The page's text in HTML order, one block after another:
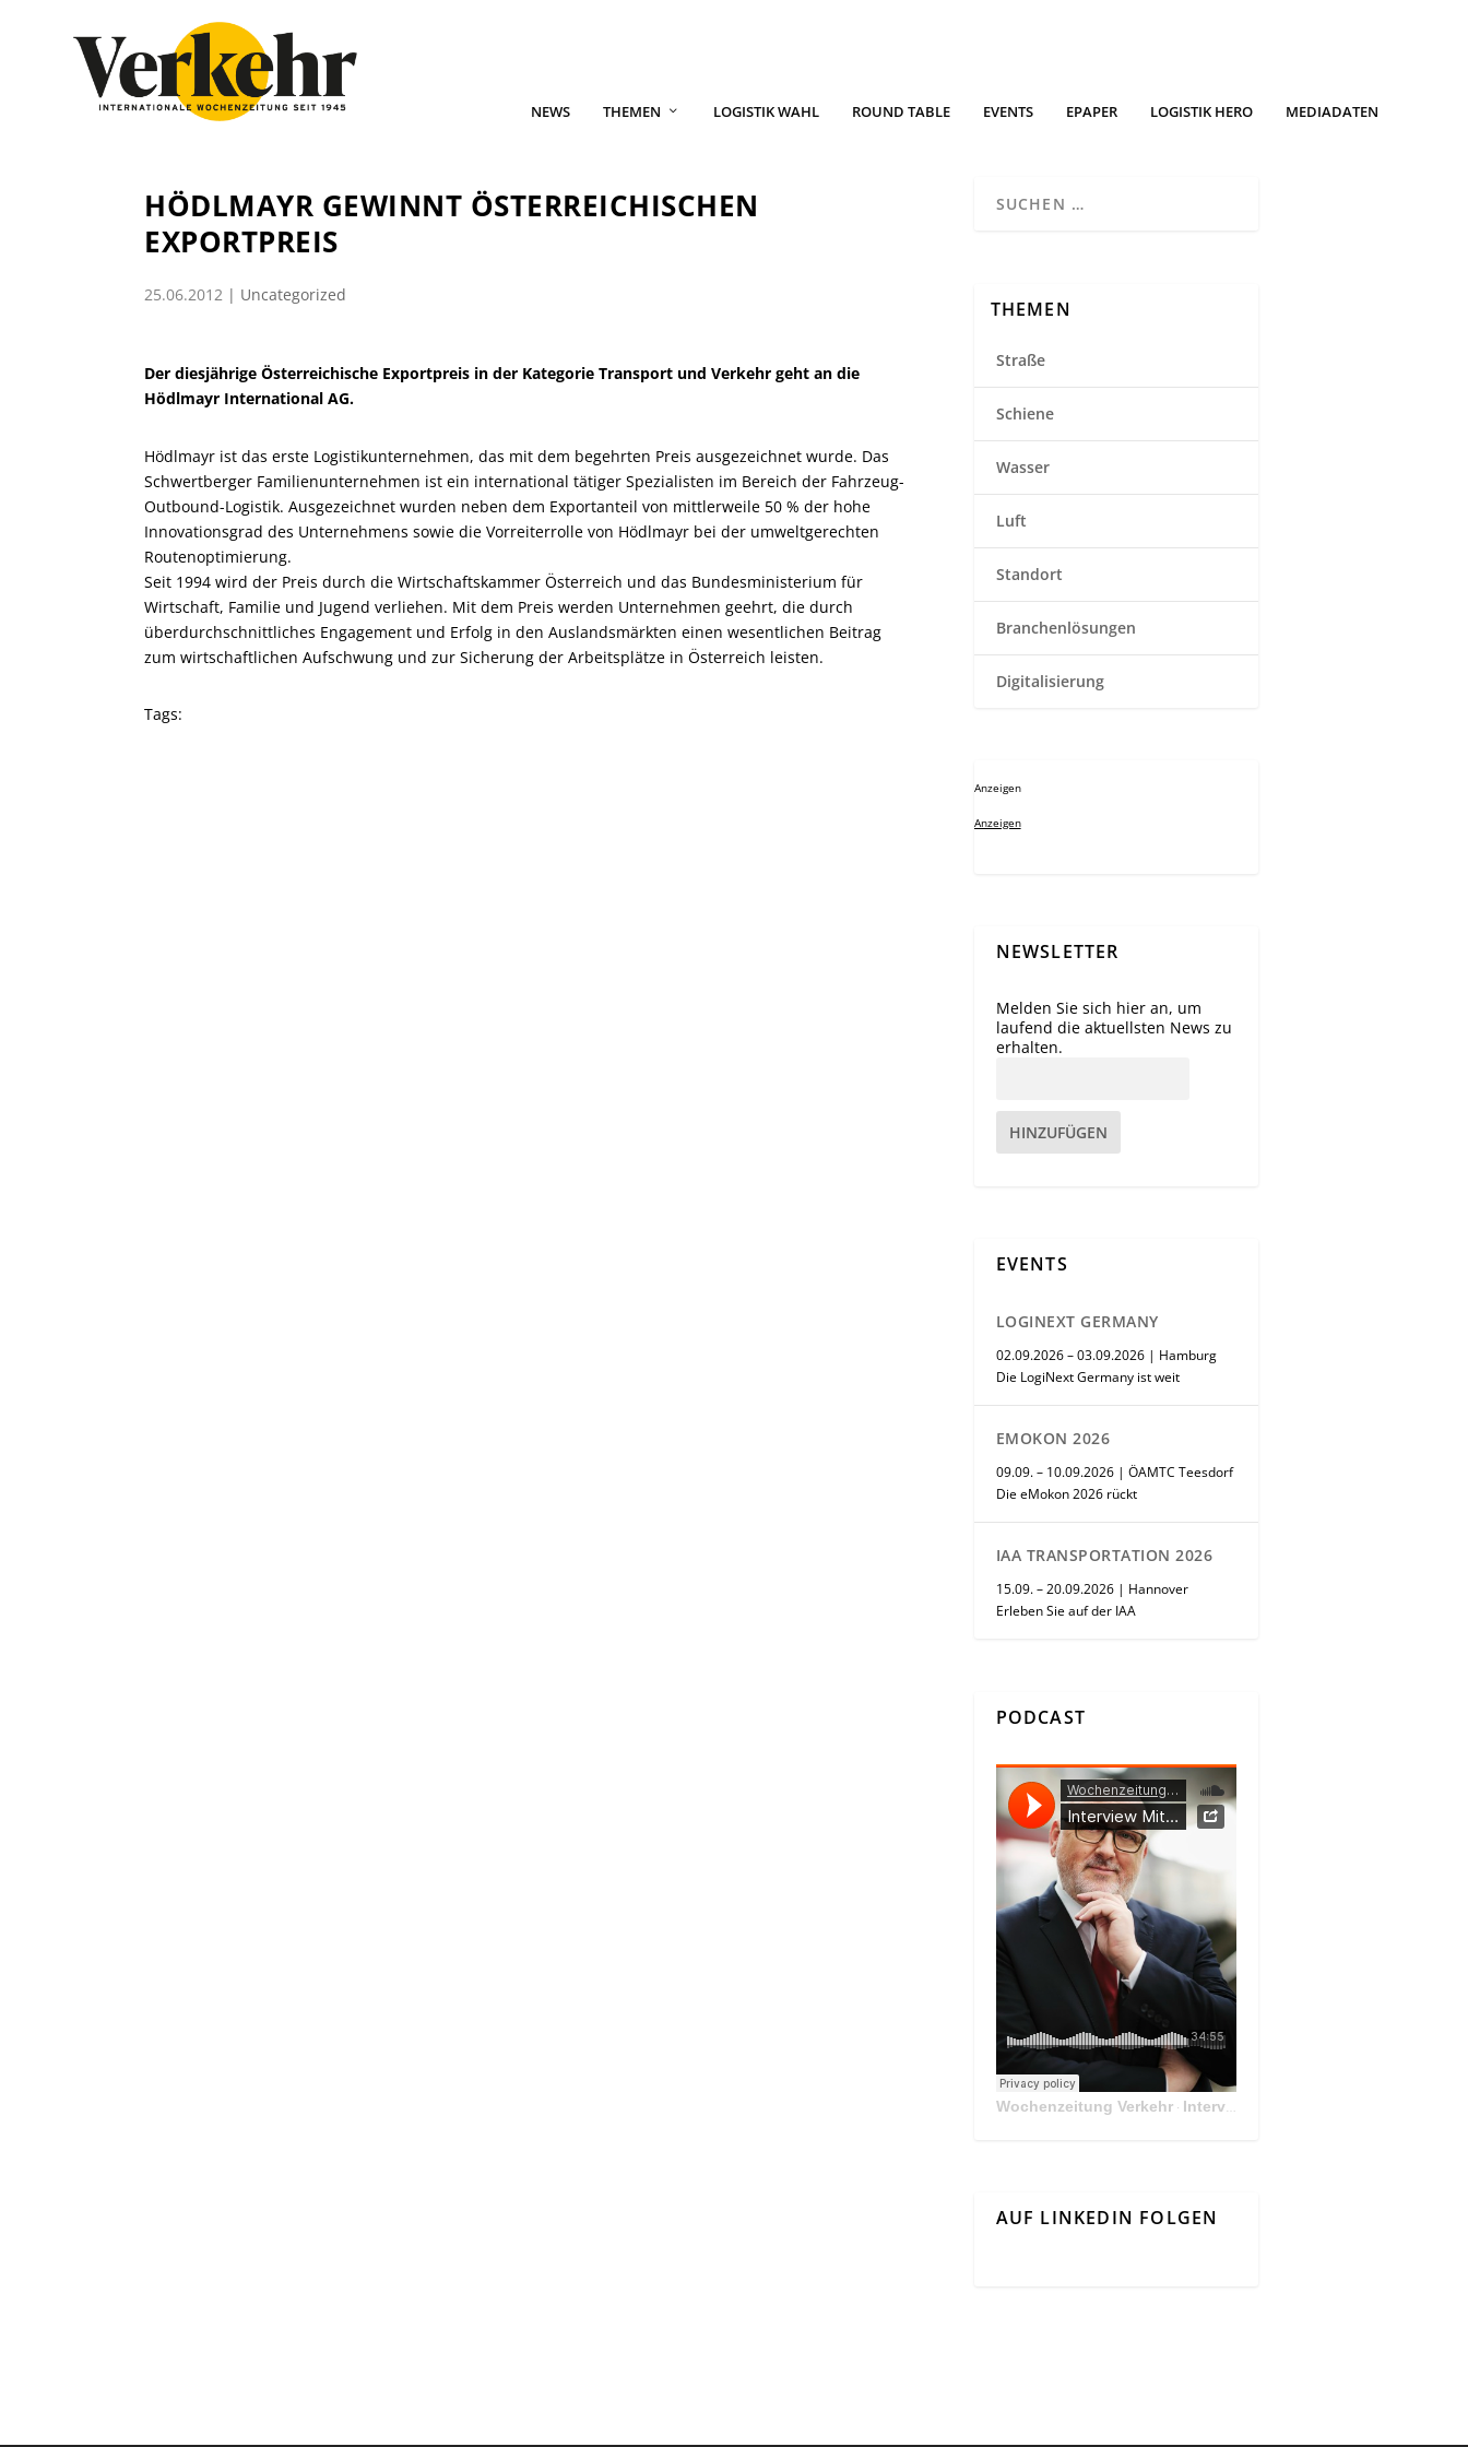
NEWS THEMEN LOGISTIK WAHL ROUND TABLE EVENTS EPAPER LOGISTIK HERO MEDIADATEN
HÖDLMAYR GEWINNT ÖSTERREICHISCHEN
EXPORTPREIS
25.06.2012 | Uncategorized
Der diesjährige Österreichische Exportpreis in der Kategorie Transport und Verkehr geht an die
Hödlmayr International AG.
Hödlmayr ist das erste Logistikunternehmen, das mit dem begehrten Preis ausgezeichnet wurde. Das
Schwertberger Familienunternehmen ist ein international tätiger Spezialisten im Bereich der Fahrzeug-
Outbound-Logistik. Ausgezeichnet wurden neben dem Exportanteil von mittlerweile 50 % der hohe
Innovationsgrad des Unternehmens sowie die Vorreiterrolle von Hödlmayr bei der umweltgerechten
Routenoptimierung.
Seit 1994 wird der Preis durch die Wirtschaftskammer Österreich und das Bundesministerium für
Wirtschaft, Familie und Jugend verliehen. Mit dem Preis werden Unternehmen geehrt, die durch
überdurchschnittliches Engagement und Erfolg in den Auslandsmärkten einen wesentlichen Beitrag
zum wirtschaftlichen Aufschwung und zur Sicherung der Arbeitsplätze in Österreich leisten.
Tags:
THEMEN
Straße
Schiene
Wasser
Luft
Standort
Branchenlösungen
Digitalisierung
Anzeigen
Anzeigen
NEWSLETTER
Melden Sie sich hier an, um
laufend die aktuellsten News zu
erhalten.
HINZUFÜGEN
EVENTS
LOGINEXT GERMANY
02.09.2026 – 03.09.2026 | Hamburg
Die LogiNext Germany ist weit
EMOKON 2026
09.09. – 10.09.2026 | ÖAMTC Teesdorf
Die eMokon 2026 rückt
IAA TRANSPORTATION 2026
15.09. – 20.09.2026 | Hannover
Erleben Sie auf der IAA
PODCAST
Wochenzeitung Verkehr· Interview Mit Andreas Matthä, CEO der ÖBB Holding
AUF LINKEDIN FOLGEN